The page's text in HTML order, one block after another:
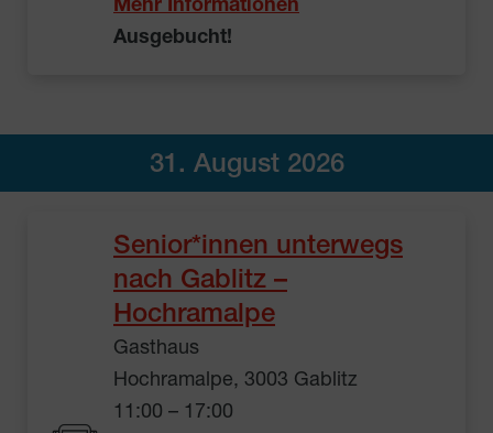
Mehr Informationen
Ausgebucht!
31. August 2026
Senior*innen unterwegs
nach Gablitz –
Hochramalpe
Gasthaus
Hochramalpe, 3003 Gablitz
11:00 – 17:00